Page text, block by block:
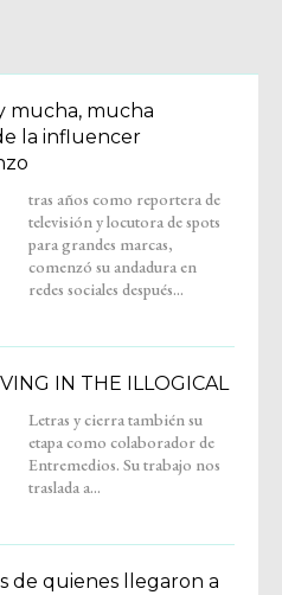
mucha, mucha
la influencer
redes sociales después...
IN THE ILLOGICAL
traslada a...
de quienes llegaron a